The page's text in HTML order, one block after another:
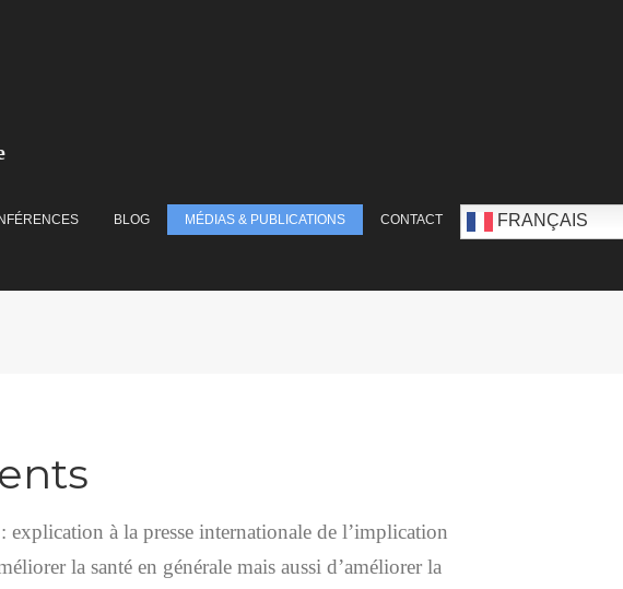
BLOG MÉDIAS & PUBLICATIONS CONTACT FRANÇAIS
à la presse internationale de l’implication
la santé en générale mais aussi d’améliorer la